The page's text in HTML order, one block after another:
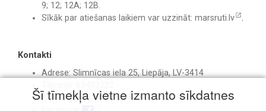
9; 12; 12A; 12B.
Sīkāk par atiešanas laikiem var uzzināt: marsruti.lv .
Kontakti
Adrese: Slimnīcas iela 25, Liepāja, LV-3414
E-pasts:birojs@liepajasslimnica.lv
Šī tīmekļa vietne izmanto sīkdatnes